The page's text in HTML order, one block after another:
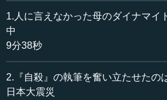
会を生きていくためのヒントを探る
６日開催日本ビジネス協会ＪＢＣイ
ー講演「私が『自殺』を書いた理由
追加日：2015年7月30日
カテゴリー：
社会・福祉
≪全文≫
●「べてるの家」のミーティング
1.人に言えなかった母のダイナマイ
中
9分38秒
2.『自殺』の執筆を奮い立たせたの
日本大震災